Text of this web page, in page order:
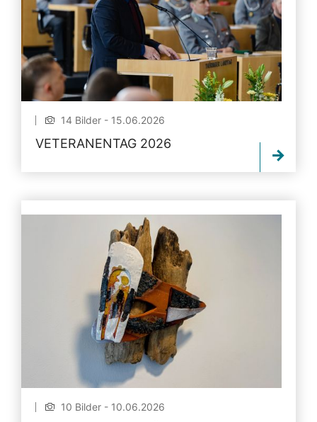
14 Bilder - 15.06.2026
VETERANENTAG 2026
10 Bilder - 10.06.2026